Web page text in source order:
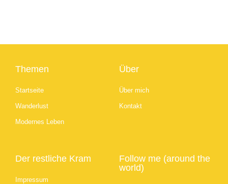
Themen
Startseite
Wanderlust
Modernes Leben
Über
Über mich
Kontakt
Der restliche Kram
Impressum
Follow me (around the
world)